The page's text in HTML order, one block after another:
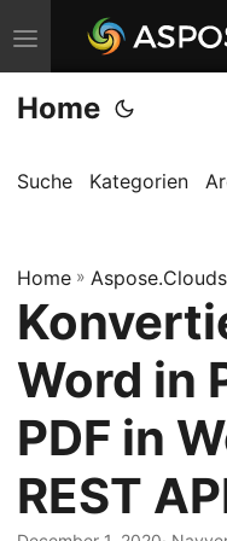
N
a
v
g
i
o
n
u
s
c
h
Home
Suche Kategorien
Home » Aspose.Clouds
Word in
PDF in
REST